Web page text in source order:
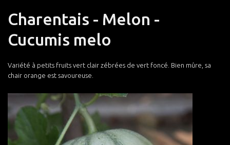
Charentais - Melon -
Cucumis melo
Variété à petits fruits vert clair zébrées de vert foncé. Bien mûre, sa
chair orange est savoureuse.